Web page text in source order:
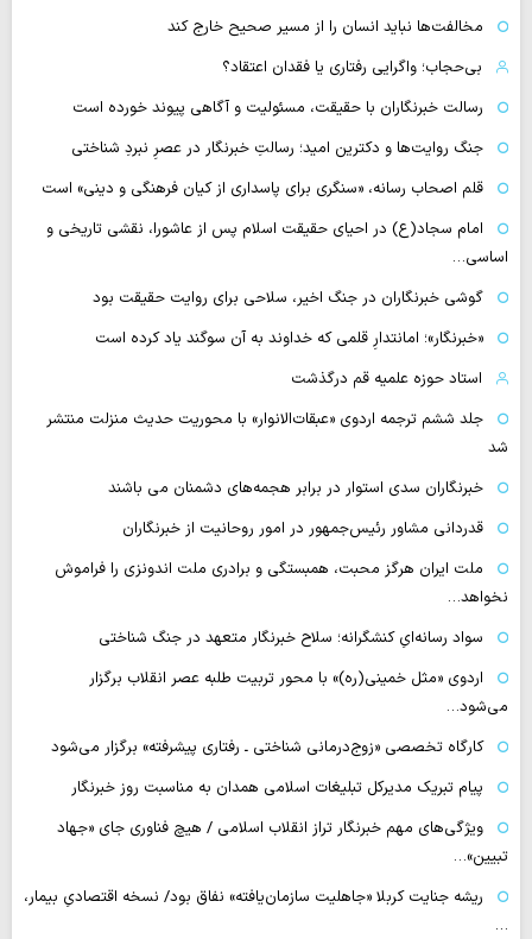
مخالفت‌ها نباید انسان را از مسیر صحیح خارج کند
بی‌حجاب؛ واگرایی رفتاری یا فقدان اعتقاد؟
رسالت خبرنگاران با حقیقت، مسئولیت و آگاهی پیوند خورده است
جنگ روایت‌ها و دکترین امید؛ رسالتِ خبرنگار در عصرِ نبردِ شناختی
قلم اصحاب رسانه، «سنگری برای پاسداری از کیان فرهنگی و دینی» است
امام سجاد(ع) در احیای حقیقت اسلام پس از عاشورا، نقشی تاریخی و
اساسی…
گوشی خبرنگاران در جنگ اخیر، سلاحی برای روایت حقیقت بود
«خبرنگار»؛ امانتدارِ قلمی که خداوند به آن سوگند یاد کرده است
استاد حوزه علمیه قم درگذشت
جلد ششم ترجمه اردوی «عبقات‌الانوار» با محوریت حدیث منزلت منتشر
شد
خبرنگاران سدی استوار در برابر هجمه‌های دشمنان می باشند
قدردانی مشاور رئیس‌جمهور در امور روحانیت از خبرنگاران
ملت ایران هرگز محبت، همبستگی و برادری ملت اندونزی را فراموش
نخواهد…
سواد رسانه‌ایِ کنشگرانه؛ سلاح خبرنگار متعهد در جنگ شناختی
اردوی «مثل خمینی(ره)» با محور تربیت طلبه عصر انقلاب برگزار
می‌شود…
کارگاه تخصصی «زوج‌درمانی شناختی ـ رفتاری پیشرفته» برگزار می‌شود
پیام تبریک مدیرکل تبلیغات اسلامی همدان به مناسبت روز خبرنگار
ویژگی‌های مهم خبرنگار تراز انقلاب اسلامی / هیچ فناوری‌ جای «جهاد
تبیین»…
ریشه جنایت کربلا «جاهلیت سازمان‌یافته» نفاق بود/ نسخه اقتصادیِ بیمار،
…